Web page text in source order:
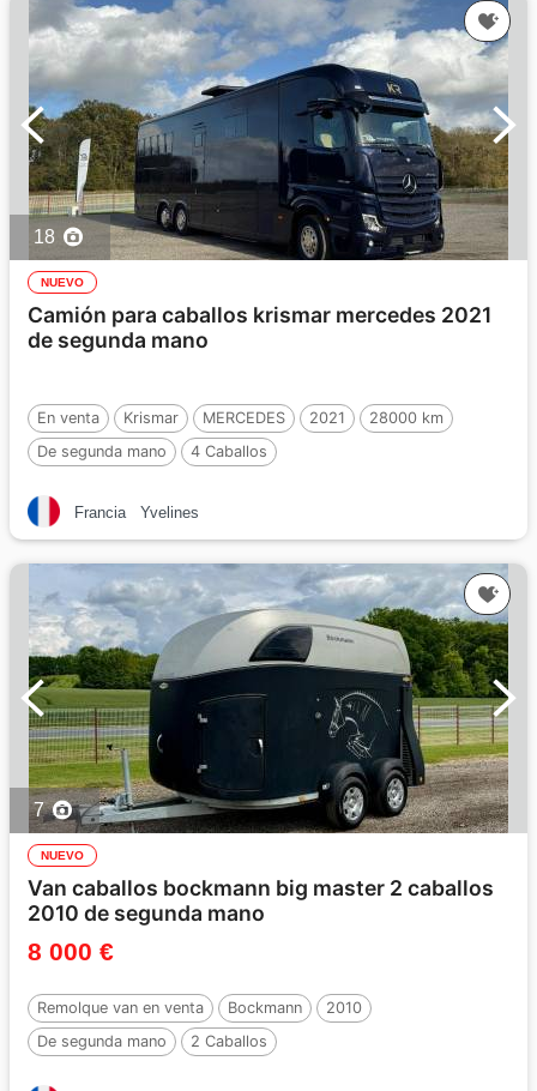
18
NUEVO
Camión para caballos krismar mercedes 2021
de segunda mano
En venta Krismar MERCEDES 2021
28000 km
De segunda mano
4 Caballos
Francia Yvelines
7
NUEVO
Van caballos bockmann big master 2 caballos
2010 de segunda mano
8 000 €
Remolque van en venta Bockmann
2010
De segunda mano
2 Caballos